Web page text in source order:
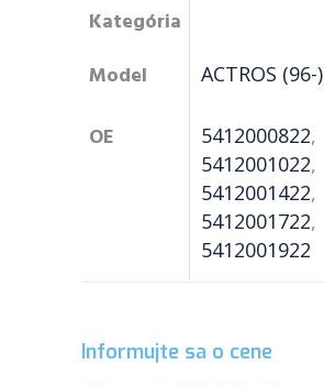
Kategória
Model
ACTROS (96-)
OE 5412000822,
5412001022,
5412001422,
5412001722,
5412001922
Informujte sa o cene